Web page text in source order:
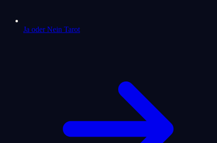
Ja oder Nein Tarot